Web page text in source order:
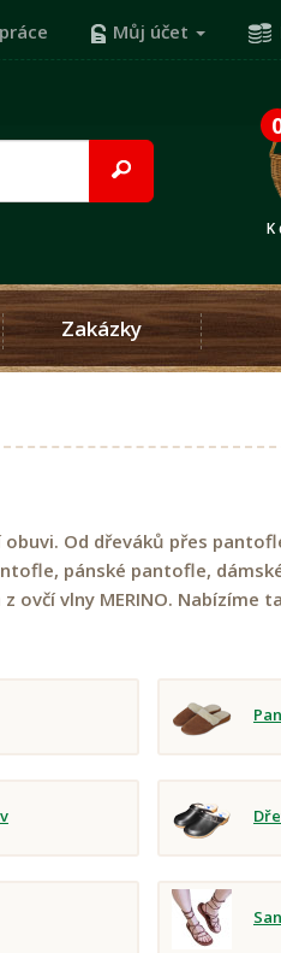
Můj účet
K
Zakázky
Od dřeváků přes
pánské pantofle,
vlny MERINO. Nabízíme